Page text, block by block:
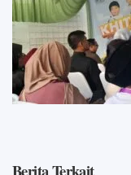
Berita Terkait